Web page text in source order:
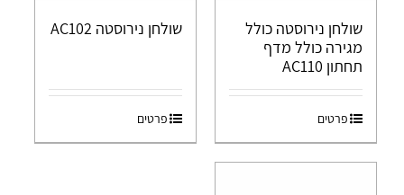
שולחן נירוסטה כולל
מגירה כולל מדף
תחתון AC110
פרטים
שולחן נירוסטה AC102
פרטים